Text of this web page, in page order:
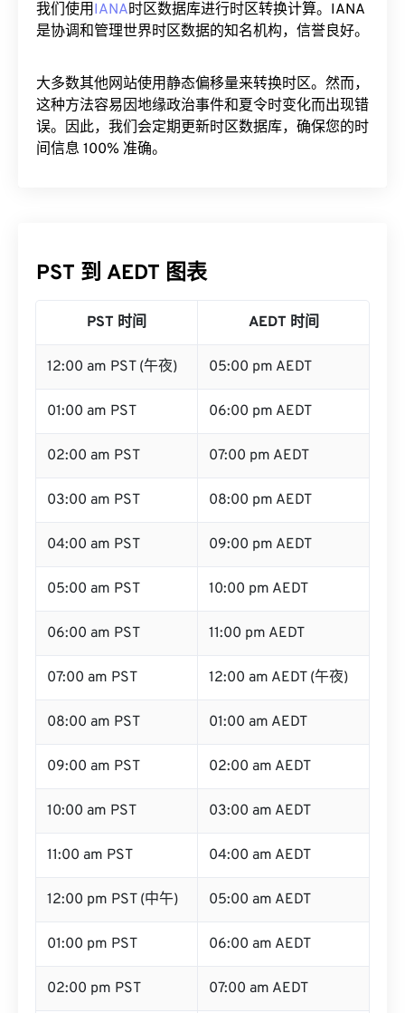
我们使用IANA时区数据库进行时区转换计算。IANA
是协调和管理世界时区数据的知名机构，信誉良好。
大多数其他网站使用静态偏移量来转换时区。然而，
这种方法容易因地缘政治事件和夏令时变化而出现错
误。因此，我们会定期更新时区数据库，确保您的时
间信息 100% 准确。
PST 到 AEDT 图表
PST 时间 AEDT 时间
12:00 am PST (午夜) 05:00 pm AEDT
01:00 am PST 06:00 pm AEDT
02:00 am PST 07:00 pm AEDT
03:00 am PST 08:00 pm AEDT
04:00 am PST 09:00 pm AEDT
05:00 am PST 10:00 pm AEDT
06:00 am PST 11:00 pm AEDT
07:00 am PST 12:00 am AEDT (午夜)
08:00 am PST 01:00 am AEDT
09:00 am PST 02:00 am AEDT
10:00 am PST 03:00 am AEDT
11:00 am PST 04:00 am AEDT
12:00 pm PST (中午) 05:00 am AEDT
01:00 pm PST 06:00 am AEDT
02:00 pm PST 07:00 am AEDT